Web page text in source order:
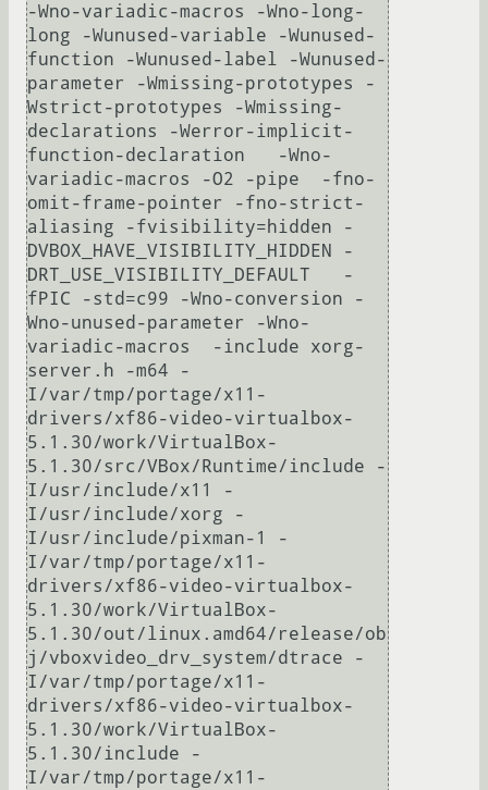
-Wno-variadic-macros -Wno-long-
long -Wunused-variable -Wunused-
function -Wunused-label -Wunused-
parameter -Wmissing-prototypes -
Wstrict-prototypes -Wmissing-
declarations -Werror-implicit-
function-declaration   -Wno-
variadic-macros -O2 -pipe  -fno-
omit-frame-pointer -fno-strict-
aliasing -fvisibility=hidden -
DVBOX_HAVE_VISIBILITY_HIDDEN -
DRT_USE_VISIBILITY_DEFAULT   -
fPIC -std=c99 -Wno-conversion -
Wno-unused-parameter -Wno-
variadic-macros  -include xorg-
server.h -m64 -
I/var/tmp/portage/x11-
drivers/xf86-video-virtualbox-
5.1.30/work/VirtualBox-
5.1.30/src/VBox/Runtime/include -
I/usr/include/x11 -
I/usr/include/xorg -
I/usr/include/pixman-1 -
I/var/tmp/portage/x11-
drivers/xf86-video-virtualbox-
5.1.30/work/VirtualBox-
5.1.30/out/linux.amd64/release/ob
j/vboxvideo_drv_system/dtrace -
I/var/tmp/portage/x11-
drivers/xf86-video-virtualbox-
5.1.30/work/VirtualBox-
5.1.30/include -
I/var/tmp/portage/x11-